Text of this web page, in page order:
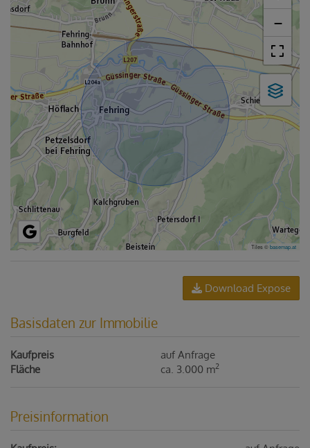
−
Tiles ©basemap.at
Download Expose
Basisdaten zur Immobilie
Kaufpreis
auf Anfrage
Fläche
ca. 3.000 m2
Preisinformation